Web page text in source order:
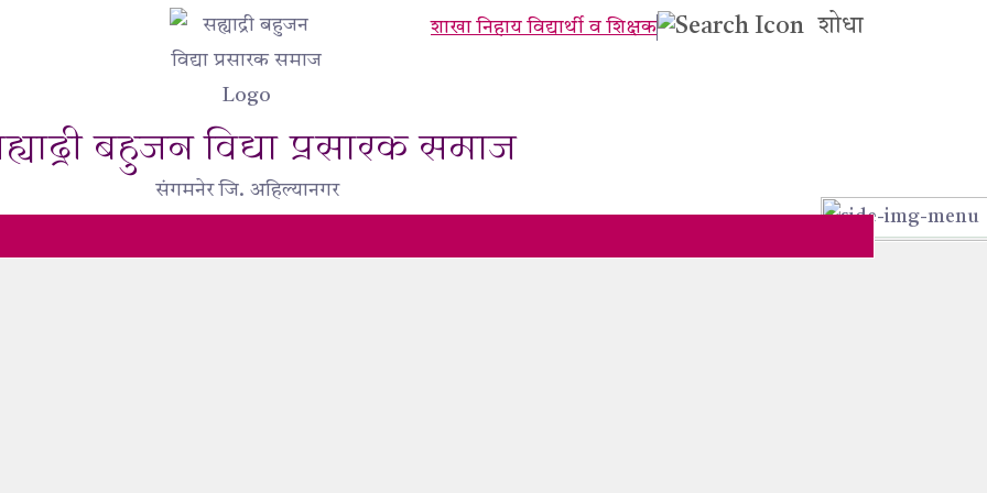
शोधा
शाखा निहाय विद्यार्थी व शिक्षक
बहुजन विद्या प्रसारक समाज
संगमनेर जि. अहिल्यानगर